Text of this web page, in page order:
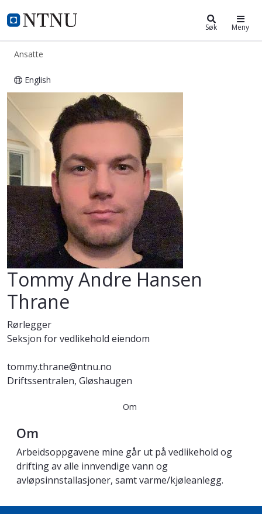
NTNU Hjemmeside
ntnu.no Søk Meny
Ansatte
English
Tommy Andre Hansen Thrane
Tommy Andre Hansen
Thrane
Rørlegger
Seksjon for vedlikehold eiendom
tommy.thrane@ntnu.no
Driftssentralen, Gløshaugen
Om
Om
Arbeidsoppgavene mine går ut på vedlikehold og
drifting av alle innvendige vann og
avløpsinnstallasjoner, samt varme/kjøleanlegg.